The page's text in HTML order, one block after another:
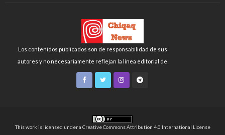
Los contenidos publicados son de responsabilidad de sus
autores y no necesariamente reflejan la línea editorial de
Chiqaq News o de la FLCH-UNMSM.
This work is licensed under a Creative Commons Attribution 4.0 International License